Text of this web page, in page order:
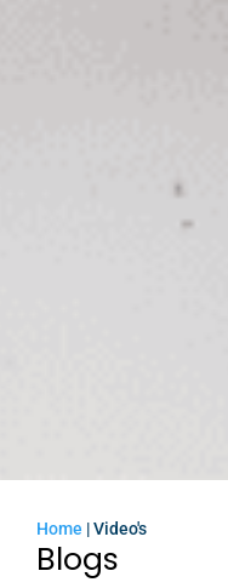
Home |Video's
Blogs